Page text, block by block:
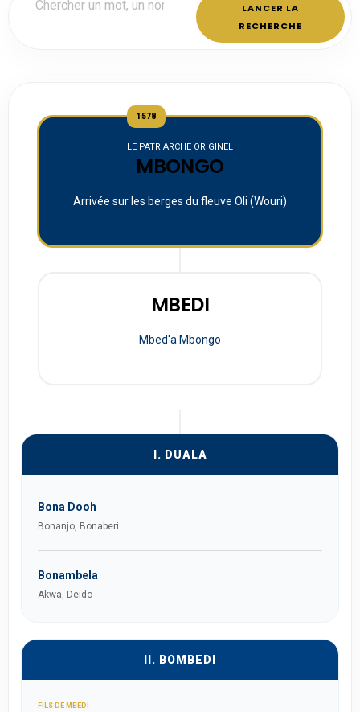
LANCER LA
RECHERCHE
1578
LE PATRIARCHE ORIGINEL
MBONGO
Arrivée sur les berges du fleuve Oli (Wouri)
MBEDI
Mbed'a Mbongo
I. DUALA
Bona Dooh
Bonanjo, Bonaberi
Bonambela
Akwa, Deido
II. BOMBEDI
FILS DE MBEDI